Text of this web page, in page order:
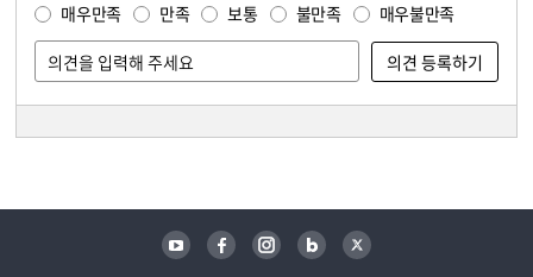
매우만족 만족 보통 불만족 매우불만족
유튜브 페이스북 인스타그램 블로그 트위터